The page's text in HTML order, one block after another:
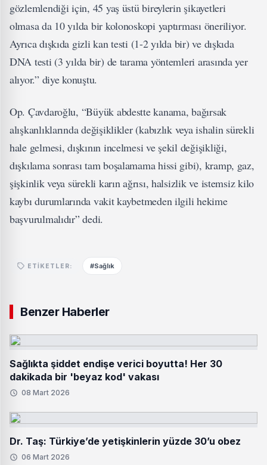
gözlemlendiği için, 45 yaş üstü bireylerin şikayetleri
olmasa da 10 yılda bir kolonoskopi yaptırması öneriliyor.
Ayrıca dışkıda gizli kan testi (1-2 yılda bir) ve dışkıda
DNA testi (3 yılda bir) de tarama yöntemleri arasında yer
alıyor.” diye konuştu.
Op. Çavdaroğlu, “Büyük abdestte kanama, bağırsak
alışkanlıklarında değişiklikler (kabızlık veya ishalin sürekli
hale gelmesi, dışkının incelmesi ve şekil değişikliği,
dışkılama sonrası tam boşalamama hissi gibi), kramp, gaz,
şişkinlik veya sürekli karın ağrısı, halsizlik ve istemsiz kilo
kaybı durumlarında vakit kaybetmeden ilgili hekime
başvurulmalıdır” dedi.
ETIKETLER: #Sağlık
Benzer Haberler
Sağlıkta şiddet endişe verici boyutta! Her 30
dakikada bir 'beyaz kod' vakası
08 Mart 2026
Dr. Taş: Türkiye’de yetişkinlerin yüzde 30’u obez
06 Mart 2026